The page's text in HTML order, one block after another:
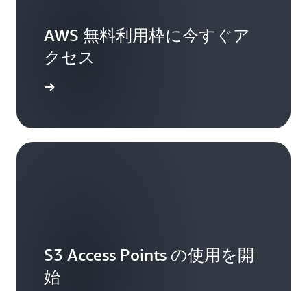
AWS 無料利用枠に今すぐア
クセス
S3 Access Points の使用を開
始